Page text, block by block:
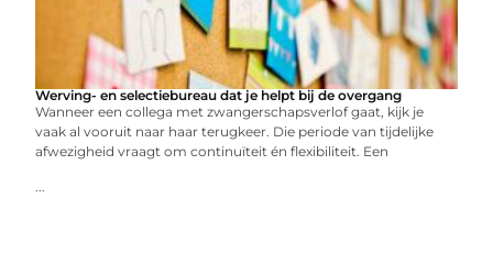
Werving- en selectiebureau dat je helpt bij de overgang
Wanneer een collega met zwangerschapsverlof gaat, kijk je
vaak al vooruit naar haar terugkeer. Die periode van tijdelijke
afwezigheid vraagt om continuïteit én flexibiliteit. Een
...